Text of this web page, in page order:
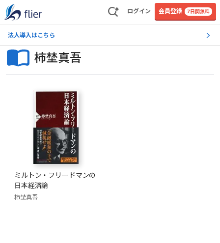
ログイン 会員登録 7日間無料
法人導入はこちら
柿埜真吾
ミルトン・フリードマンの
日本経済論
柿埜真吾